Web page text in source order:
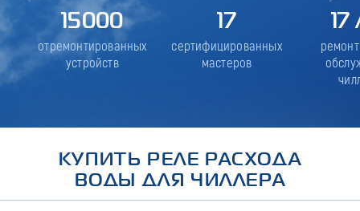
15000
отремонтированных
устройств
17
сертифицированных
мастеров
17
КУПИТЬ РЕЛЕ РАСХОДА
ВОДЫ ДЛЯ ЧИЛЛЕРА